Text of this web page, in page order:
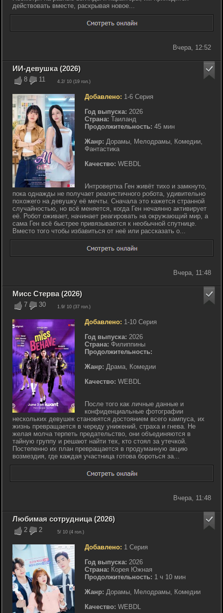
действовать вместе, раскрывая новое...
Вчера, 12:52
8 11 4.2/ 10 (19 гол.)
ИИ-девушка (2026)
Добавлено: 1-6 Серия
Год выпуска: 2026
Страна: Таиланд
Продолжительность: 45 мин
Жанр: Дорамы, Мелодрамы, Комедии,
Фантастика
Качество: WEBDL
Интровертка Ген живёт тихо и замкнуто,
пока однажды не получает реалистичного робота, удивительно
похожего на девушку её мечты. Сначала это кажется странной
случайностью, но всё меняется, когда Ген нечаянно активирует
её. Робот оживает, начинает реагировать на окружающий мир, а
сама Ген всё быстрее привязывается к необычной спутнице.
Вместо того чтобы избавиться от неё или рассказать о...
Вчера, 11:48
7 30 1.9/ 10 (37 гол.)
Мисс Стерва (2026)
Добавлено: 1-10 Серия
Год выпуска: 2026
Страна: Филиппины
Продолжительность:
Жанр: Драма, Комедии
Качество: WEBDL
После того как личные данные и
конфиденциальные фотографии
нескольких девушек становятся достоянием всего кампуса, их
жизнь превращается в череду унижений, страха и гнева. Не
желая молча терпеть предательство, они объединяются в
тайную группу и решают найти тех, кто стоял за утечкой.
Постепенно их план превращается в продуманную акцию
возмездия, где каждая участница готова бороться за...
Вчера, 11:48
2 2 5/ 10 (4 гол.)
Любимая сотрудница (2026)
Добавлено: 1 Серия
Год выпуска: 2026
Страна: Корея Южная
Продолжительность: 1 ч 10 мин
Жанр: Дорамы, Мелодрамы, Комедии
Качество: WEBDL